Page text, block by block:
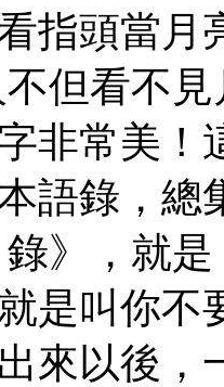
指頭當月
但看不
非常美！
語錄，總
》，就
就是叫你
出來以後